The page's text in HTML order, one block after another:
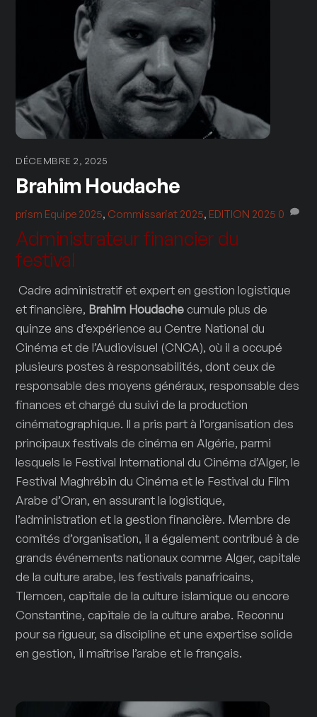
DÉCEMBRE 2, 2025
Brahim Houdache
prism Equipe 2025, Commissariat 2025, EDITION 2025 0
Administrateur financier du
festival
Cadre administratif et expert en gestion logistique
et financière, Brahim Houdachecumule plus de
quinze ans d’expérience au Centre National du
Cinéma et de l’Audiovisuel (CNCA), où il a occupé
plusieurs postes à responsabilités, dont ceux de
responsable des moyens généraux, responsable des
finances et chargé du suivi de la production
cinématographique. Il a pris part à l’organisation des
principaux festivals de cinéma en Algérie, parmi
lesquels le Festival International du Cinéma d’Alger, le
Festival Maghrébin du Cinéma et le Festival du Film
Arabe d’Oran, en assurant la logistique,
l’administration et la gestion financière. Membre de
comités d’organisation, il a également contribué à de
grands événements nationaux comme Alger, capitale
de la culture arabe, les festivals panafricains,
Tlemcen, capitale de la culture islamique ou encore
Constantine, capitale de la culture arabe. Reconnu
pour sa rigueur, sa discipline et une expertise solide
en gestion, il maîtrise l’arabe et le français.